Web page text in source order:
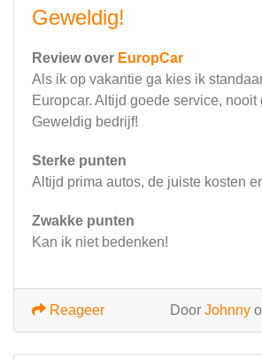
Geweldig!
Review over EuropCar
Als ik op vakantie ga kies ik
Europcar. Altijd goede service, nooit
Geweldig bedrijf!
Sterke punten
Altijd prima autos, de juiste kosten
Zwakke punten
Kan ik niet bedenken!
Door Johnny
Reageer